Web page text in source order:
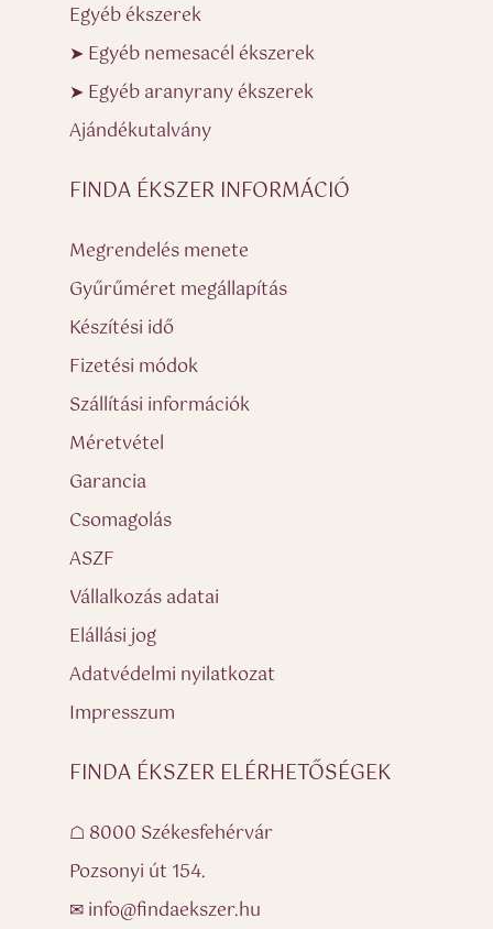
Egyéb ékszerek
➤ Egyéb nemesacél ékszerek
➤ Egyéb aranyrany ékszerek
Ajándékutalvány
FINDA ÉKSZER INFORMÁCIÓ
Megrendelés menete
Gyűrűméret megállapítás
Készítési idő
Fizetési módok
Szállítási információk
Méretvétel
Garancia
Csomagolás
ASZF
Vállalkozás adatai
Elállási jog
Adatvédelmi nyilatkozat
Impresszum
FINDA ÉKSZER ELÉRHETŐSÉGEK
☖ 8000 Székesfehérvár
Pozsonyi út 154.
✉ info@findaekszer.hu